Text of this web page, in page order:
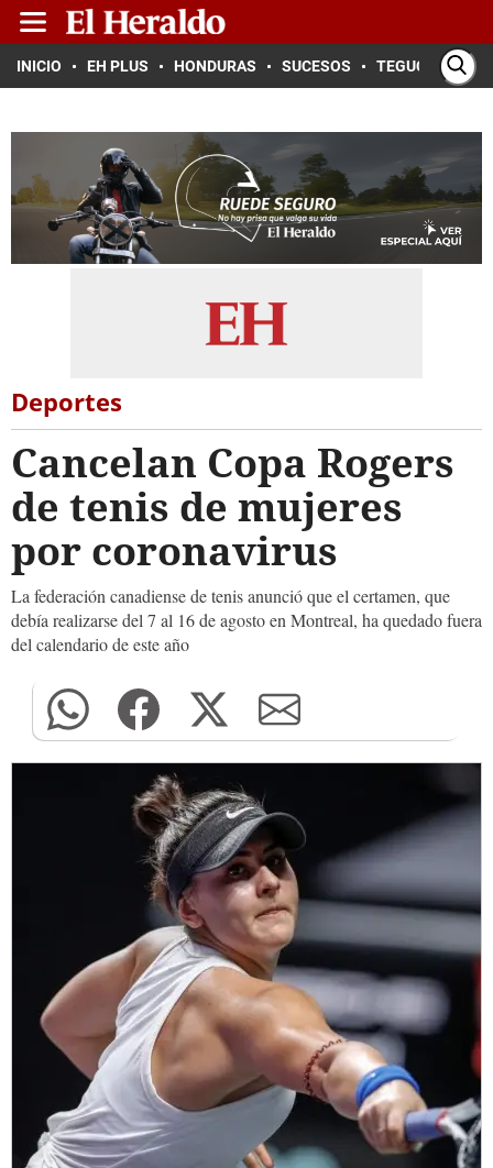
INICIO EH PLUS HONDURAS SUCESOS TEGUCIGALPA
Deportes
Cancelan Copa Rogers
de tenis de mujeres
por coronavirus
La federación canadiense de tenis anunció que el certamen, que
debía realizarse del 7 al 16 de agosto en Montreal, ha quedado fuera
del calendario de este año